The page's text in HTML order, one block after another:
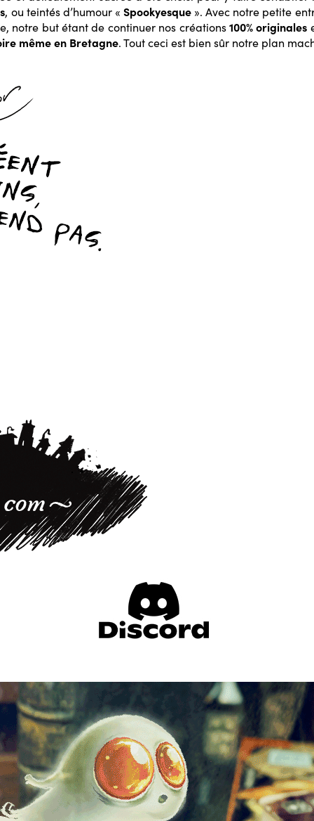
, ou teintés d’humour «Spookyesque ». Avec notre petite
notre but étant de continuer nos créations100% originales
même en Bretagne. Tout ceci est bien sûr notre plan